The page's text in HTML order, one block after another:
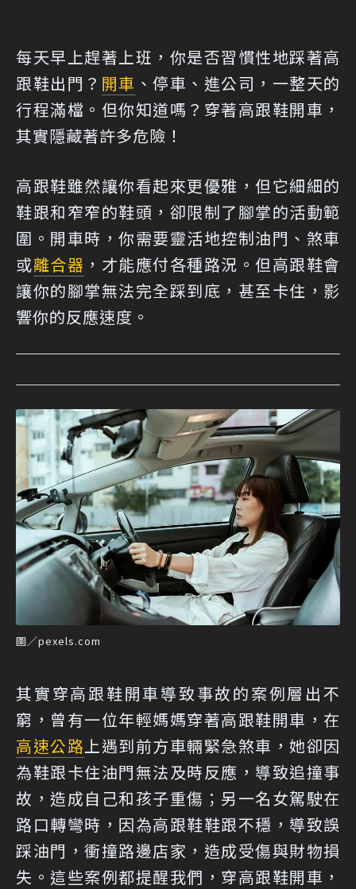
每天早上趕著上班，你是否習慣性地踩著高
跟鞋出門？ 開車 、停車、進公司，一整天的
行程滿檔。但你知道嗎？穿著高跟鞋開車，
其實隱藏著許多危險！
高跟鞋雖然讓你看起來更優雅，但它細細的
鞋跟和窄窄的鞋頭，卻限制了腳掌的活動範
圍。開車時，你需要靈活地控制油門、煞車
或離合器 ，才能應付各種路況。但高跟鞋會
讓你的腳掌無法完全踩到底，甚至卡住，影
響你的反應速度。
圖／pexels.com
其實穿高跟鞋開車導致事故的案例層出不
窮，曾有一位年輕媽媽穿著高跟鞋開車，在
高速公路上遇到前方車輛緊急煞車，她卻因
為鞋跟卡住油門無法及時反應，導致追撞事
故，造成自己和孩子重傷；另一名女駕駛在
路口轉彎時，因為高跟鞋鞋跟不穩，導致誤
踩油門，衝撞路邊店家，造成受傷與財物損
失。這些案例都提醒我們，穿高跟鞋開車，